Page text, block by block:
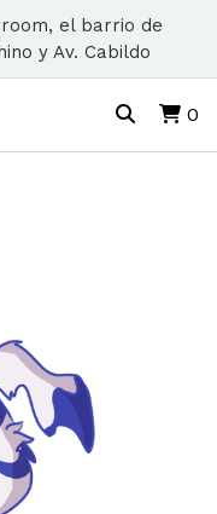
el barrio de
y Av. Cabildo
0